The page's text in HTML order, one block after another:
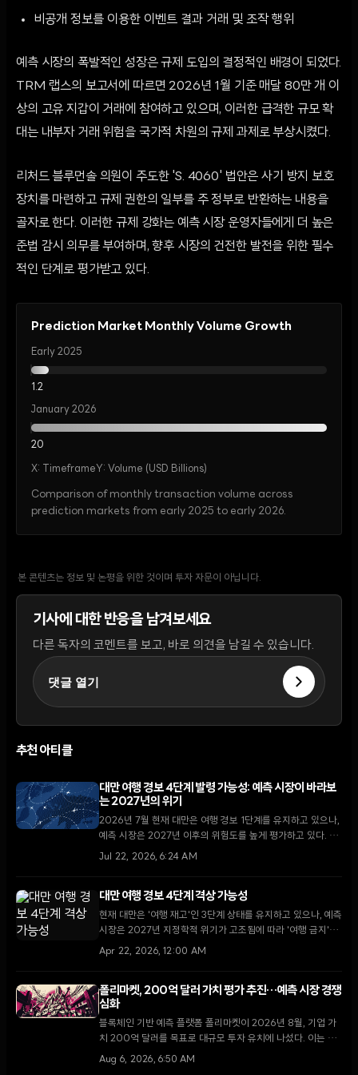
비공개 정보를 이용한 이벤트 결과 거래 및 조작 행위
예측 시장의 폭발적인 성장은 규제 도입의 결정적인 배경이 되었다.
TRM 랩스의 보고서에 따르면 2026년 1월 기준 매달 80만 개 이
상의 고유 지갑이 거래에 참여하고 있으며, 이러한 급격한 규모 확
대는 내부자 거래 위험을 국가적 차원의 규제 과제로 부상시켰다.
리처드 블루먼솔 의원이 주도한 'S. 4060' 법안은 사기 방지 보호
장치를 마련하고 규제 권한의 일부를 주 정부로 반환하는 내용을
골자로 한다. 이러한 규제 강화는 예측 시장 운영자들에게 더 높은
준법 감시 의무를 부여하며, 향후 시장의 건전한 발전을 위한 필수
적인 단계로 평가받고 있다.
Prediction Market Monthly Volume Growth
Early 2025
1.2
January 2026
20
X: Timeframe Y: Volume (USD Billions)
Comparison of monthly transaction volume across
prediction markets from early 2025 to early 2026.
본 콘텐츠는 정보 및 논평을 위한 것이며 투자 자문이 아닙니다.
기사에 대한 반응을 남겨보세요
다른 독자의 코멘트를 보고, 바로 의견을 남길 수 있습니다.
댓글 열기
추천 아티클
대만 여행 경보 4단계 발령 가능성: 예측 시장이 바라보
는 2027년의 위기
2026년 7월 현재 대만은 여행 경보 1단계를 유지하고 있으나,
예측 시장은 2027년 이후의 위험도를 높게 평가하고 있다. 베
이징 정상회담 이후의 정세와 국무부의 발령 기준을 토대로 향
Jul 22, 2026, 6:24 AM
대만 여행 경보 4단계 격상 가능성
현재 대만은 '여행 재고'인 3단계 상태를 유지하고 있으나, 예측
시장은 2027년 지정학적 위기가 고조됨에 따라 '여행 금지'인
4단계로의 격상 가능성을 점차 높게 평가하고 있다.
Apr 22, 2026, 12:00 AM
폴리마켓, 200억 달러 가치 평가 추진…예측 시장 경쟁
심화
블록체인 기반 예측 플랫폼 폴리마켓이 2026년 8월, 기업 가
치 200억 달러를 목표로 대규모 투자 유치에 나섰다. 이는 지
난 4월 비공개로 진행된 150억 달러 규모의 펀딩 이후 불과 4
Aug 6, 2026, 6:50 AM